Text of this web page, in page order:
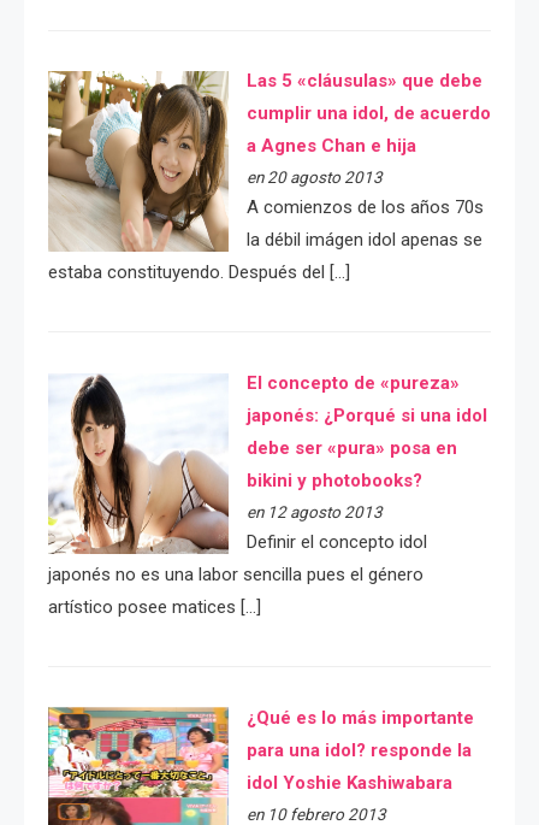
Las 5 «cláusulas» que debe
cumplir una idol, de acuerdo
a Agnes Chan e hija
en 20 agosto 2013
A comienzos de los años 70s
la débil imágen idol apenas se
estaba constituyendo. Después del […]
El concepto de «pureza»
japonés: ¿Porqué si una idol
debe ser «pura» posa en
bikini y photobooks?
en 12 agosto 2013
Definir el concepto idol
japonés no es una labor sencilla pues el género
artístico posee matices […]
¿Qué es lo más importante
para una idol? responde la
idol Yoshie Kashiwabara
en 10 febrero 2013